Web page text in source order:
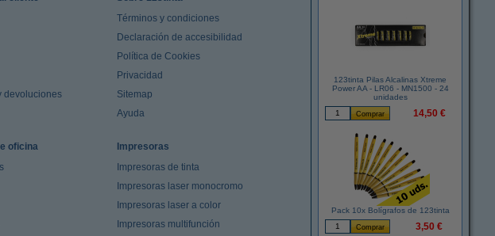
123tinta Pilas Alcalinas Xtreme
Power AA - LR06 - MN1500 - 24
unidades
14,50 €
Pack 10x Bolígrafos de 123tinta
3,50 €
devoluciones
Términos y condiciones
Declaración de accesibilidad
Política de Cookies
Privacidad
Sitemap
Ayuda
oficina
Impresoras
Impresoras de tinta
Impresoras laser monocromo
Impresoras laser a color
Impresoras multifunción